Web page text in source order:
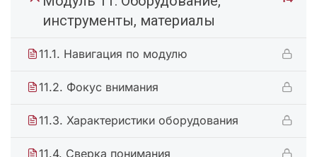
инструменты, материалы
11.1. Навигация по модулю
11.2. Фокус внимания
11.3. Характеристики оборудования
11.4. Сверка понимания